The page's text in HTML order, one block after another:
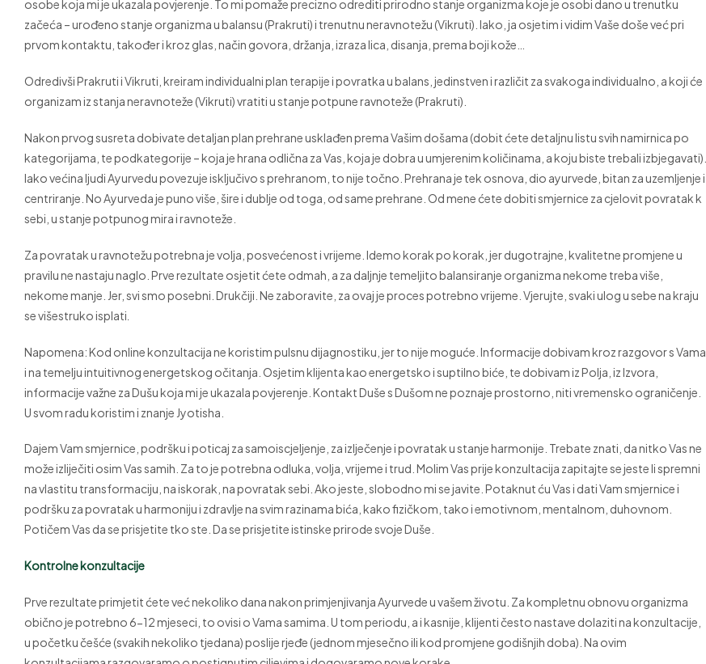
osobe koja mi je ukazala povjerenje. To mi pomaže precizno odrediti prirodno stanje organizma koje je osobi dano u trenutku
začeća – urođeno stanje organizma u balansu (Prakruti) i trenutnu neravnotežu (Vikruti). Iako, ja osjetim i vidim Vaše doše već pri
prvom kontaktu, također i kroz glas, način govora, držanja, izraza lica, disanja, prema boji kože…
Odredivši Prakruti i Vikruti, kreiram individualni plan terapije i povratka u balans, jedinstven i različit za svakoga individualno, a koji će
organizam iz stanja neravnoteže (Vikruti) vratiti u stanje potpune ravnoteže (Prakruti).
Nakon prvog susreta dobivate detaljan plan prehrane usklađen prema Vašim došama (dobit ćete detaljnu listu svih namirnica po
kategorijama, te podkategorije – koja je hrana odlična za Vas, koja je dobra u umjerenim količinama, a koju biste trebali izbjegavati).
Iako većina ljudi Ayurvedu povezuje isključivo s prehranom, to nije točno. Prehrana je tek osnova, dio ayurvede, bitan za uzemljenje i
centriranje. No Ayurveda je puno više, šire i dublje od toga, od same prehrane. Od mene ćete dobiti smjernice za cjelovit povratak k
sebi, u stanje potpunog mira i ravnoteže.
Za povratak u ravnotežu potrebna je volja, posvećenost i vrijeme. Idemo korak po korak, jer dugotrajne, kvalitetne promjene u
pravilu ne nastaju naglo. Prve rezultate osjetit ćete odmah, a za daljnje temeljito balansiranje organizma nekome treba više,
nekome manje. Jer, svi smo posebni. Drukčiji. Ne zaboravite, za ovaj je proces potrebno vrijeme. Vjerujte, svaki ulog u sebe na kraju
se višestruko isplati
Napomena: Kod online konzultacija ne koristim pulsnu dijagnostiku, jer to nije moguće. Informacije dobivam kroz razgovor s Vama
i na temelju intuitivnog energetskog očitanja. Osjetim klijenta kao energetsko i suptilno biće, te dobivam iz Polja, iz Izvora,
informacije važne za Dušu koja mi je ukazala povjerenje. Kontakt Duše s Dušom ne poznaje prostorno, niti vremensko ograničenje.
U svom radu koristim i znanje Jyotisha.
Dajem Vam smjernice, podršku i poticaj za samoiscjeljenje, za izlječenje i povratak u stanje harmonije. Trebate znati, da nitko Vas ne
može izliječiti osim Vas samih. Za to je potrebna odluka, volja, vrijeme i trud. Molim Vas prije konzultacija zapitajte se jeste li spremni
na vlastitu transformaciju, na iskorak, na povratak sebi. Ako jeste, slobodno mi se javite. Potaknut ću Vas i dati Vam smjernice i
podršku za povratak u harmoniju i zdravlje na svim razinama bića, kako fizičkom, tako i emotivnom, mentalnom, duhovnom.
Potičem Vas da se prisjetite tko ste. Da se prisjetite istinske prirode svoje Duše.
Kontrolne konzultacije
Prve rezultate primjetit ćete već nekoliko dana nakon primjenjivanja Ayurvede u vašem životu. Za kompletnu obnovu organizma
obično je potrebno 6-12 mjeseci, to ovisi o Vama samima. U tom periodu, a i kasnije, klijenti često nastave dolaziti na konzultacije,
u početku češće (svakih nekoliko tjedana) poslije rjeđe (jednom mjesečno ili kod promjene godišnjih doba). Na ovim